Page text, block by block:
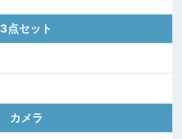
3点セット
カメラ